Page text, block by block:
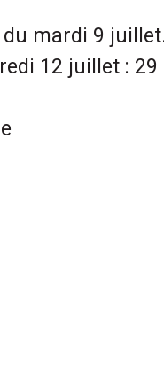
du mardi 9
12 juillet :